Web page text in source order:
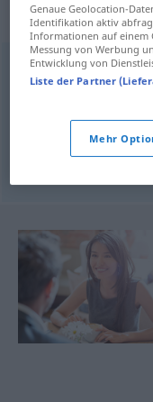
mächtig,immens,
astronomisch,
Genaue Geolocation-
Identifikation aktiv
Informationen auf einem
Messung von Werbung
Entwicklung von
Liste der Partner
Mehr